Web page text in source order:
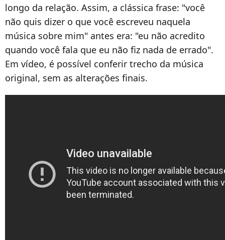
longo da relação. Assim, a clássica frase: "você
não quis dizer o que você escreveu naquela
música sobre mim" antes era: "eu não acredito
quando você fala que eu não fiz nada de errado".
Em vídeo, é possível conferir trecho da música
original, sem as alterações finais.